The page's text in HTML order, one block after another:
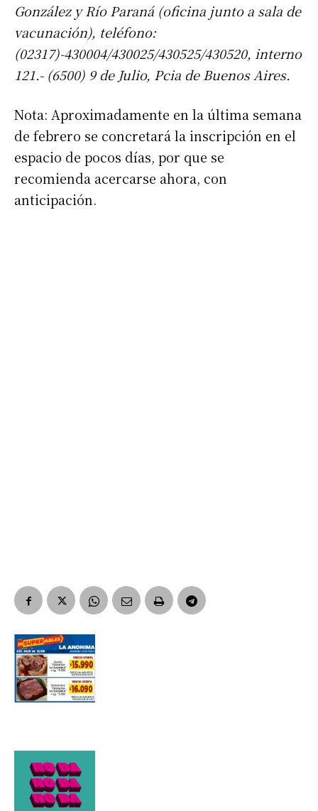
Suscribirme gratis
Dirección de correo electrónico
Nombre
González y Río Paraná (oficina junto a sala de
vacunación), teléfono:
(02317)-430004/430025/430525/430520, interno
121.- (6500) 9 de Julio, Pcia de Buenos Aires.
Nota: Aproximadamente en la última semana
de febrero se concretará la inscripción en el
espacio de pocos días, por que se
recomienda acercarse ahora, con
anticipación.